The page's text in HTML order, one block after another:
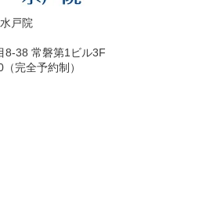
戸院
8-38 常磐第1ビル3F
完全予約制）